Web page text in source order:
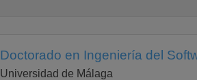
Doctorado en Ingeniería del
Universidad de Málaga